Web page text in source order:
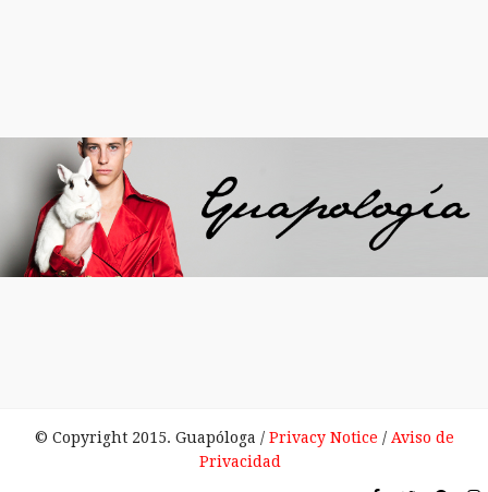
© Copyright 2015. Guapóloga / Privacy Notice / Aviso de
Privacidad